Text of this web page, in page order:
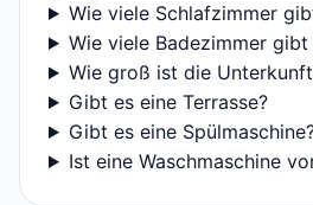
Wie viele Schlafzimmer
Wie viele Badezimmer gibt
Wie groß ist die
Gibt es eine Terrasse?
Gibt es eine
Ist eine Waschmaschine